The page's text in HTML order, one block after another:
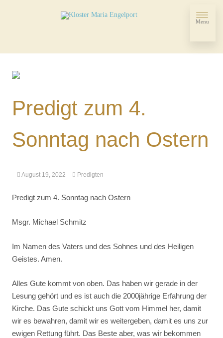
Menu
Predigt zum 4.
Sonntag nach Ostern
August 19, 2022 Predigten
Predigt zum 4. Sonntag nach Ostern
Msgr. Michael Schmitz
Im Namen des Vaters und des Sohnes und des Heiligen
Geistes. Amen.
Alles Gute kommt von oben. Das haben wir gerade in der
Lesung gehört und es ist auch die 2000jährige Erfahrung der
Kirche. Das Gute schickt uns Gott vom Himmel her, damit
wir es bewahren, damit wir es weitergeben, damit es uns zur
ewigen Rettung führt. Das Beste aber, was wir bekommen